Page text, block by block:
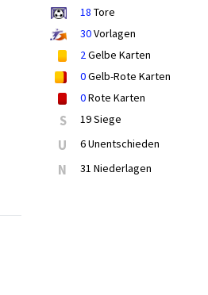
18 Tore
30Vorlagen
2Gelbe Karten
0Gelb-Rote Karten
0Rote Karten
S 19 Siege
U 6 Unentschieden
N 31 Niederlagen